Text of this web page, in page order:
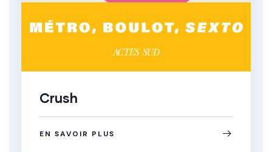
Crush
EN SAVOIR PLUS